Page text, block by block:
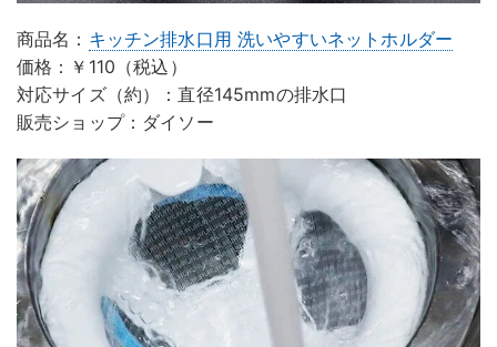
商品名： キッチン排水口用 洗いやすいネットホルダー
価格：￥110（税込）
対応サイズ（約）：直径145mmの排水口
販売ショップ：ダイソー